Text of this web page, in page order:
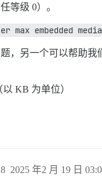
等级 0）。
max embedded media
，另一个可以帮助我
KB 为单位）
2025 年2 月 19 日
8